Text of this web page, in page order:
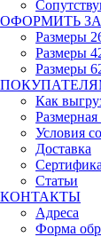
ОФОРМИТЬ
Размеры
Размеры
Размеры
Как
Размерная
Условия
Доставка
Статьи
КОНТАКТЫ
Адреса
Форма